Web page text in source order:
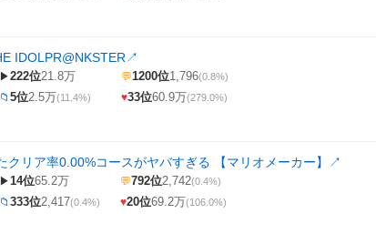
IDOLPR@NKSTER↗
▶222位21.8万 💬1200位1,796(0.8%)
📁 5位2.5万(11.4%) ♥33位60.9万(279.0%)
クリア率0.00%コースがヤバすぎる 【マリオメーカー】 ↗
▶14位65.2万 💬792位2,742(0.4%)
📁 333位2,417(0.4%) ♥20位69.2万(106.0%)